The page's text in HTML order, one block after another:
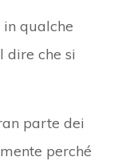
in qualche
dire che si
parte dei
perché